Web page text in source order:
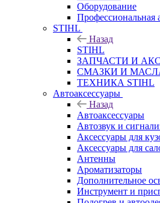
Оборудование
Профессиональная
STIHL
Назад
STIHL
ЗАПЧАСТИ И
СМАЗКИ И
ТЕХНИКА STIHL
Автоаксессуары
Назад
Автоаксессуары
Автозвук и
Аксессуары для
Аксессуары для
Антенны
Ароматизаторы
Дополнительное
Инструмент и